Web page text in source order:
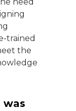
trained
the
was